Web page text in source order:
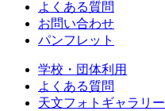
よくある質問
お問い合わせ
パンフレット
学校・団体利用
よくある質問
天文フォトギャラリー